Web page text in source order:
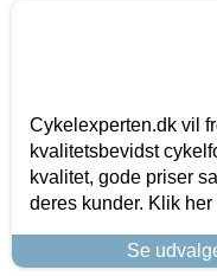
Cykelexperten.dk vil
kvalitetsbevidst
kvalitet, gode priser
deres kunder. Klik
Se